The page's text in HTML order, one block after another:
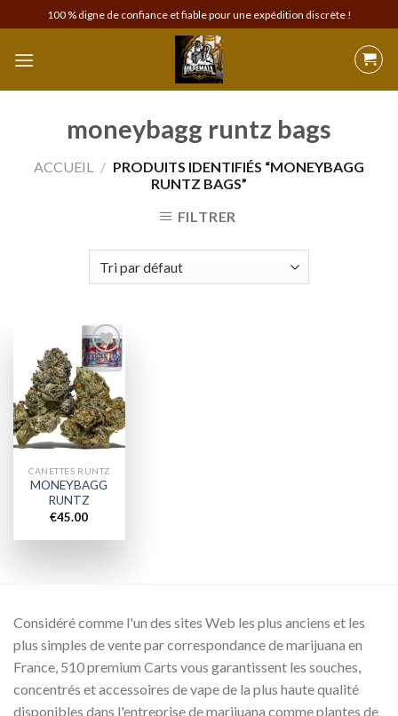
to
content
100 % digne de confiance et fiable pour une expédition discrète !
moneybagg runtz bags
ACCUEIL / PRODUITS IDENTIFIÉS “MONEYBAGG
RUNTZ BAGS”
FILTRER
Add to
wishlist
CANETTES RUNTZ
MONEYBAGG
RUNTZ
€45.00
Considéré comme l'un des sites Web les plus anciens et les
plus simples de vente par correspondance de marijuana en
France, 510 premium Carts vous garantissent les souches,
concentrés et accessoires de vape de la plus haute qualité
disponibles dans l'entreprise de marijuana comme plantes de